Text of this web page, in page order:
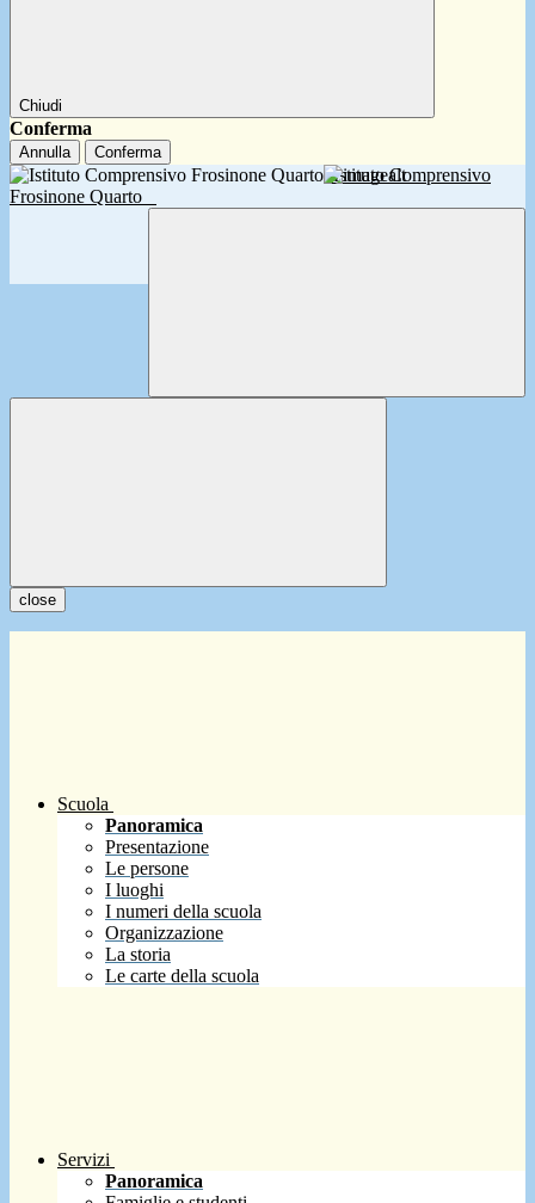
Chiudi
Conferma
Annulla Conferma
Istituto Comprensivo
Frosinone Quarto
close
Scuola
Panoramica
Presentazione
Le persone
I luoghi
I numeri della scuola
Organizzazione
La storia
Le carte della scuola
Servizi
Panoramica